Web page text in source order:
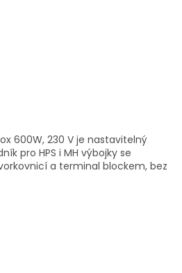
600W, 230 V je nastavitelný
pro HPS i MH výbojky se
a terminal blockem, bez